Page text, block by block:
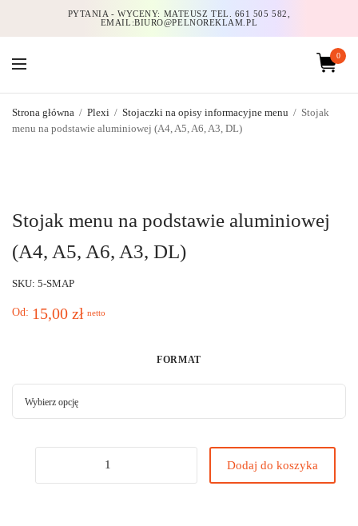
PYTANIA - WYCENY: MATEUSZ TEL. 661 505 582,
EMAIL:BIURO@PELNOREKLAM.PL
0
Strona główna / Plexi / Stojaczki na opisy informacyjne menu / Stojak
menu na podstawie aluminiowej (A4, A5, A6, A3, DL)
Stojak menu na podstawie aluminiowej
(A4, A5, A6, A3, DL)
SKU: 5-SMAP
Od: 15,00 zł netto
FORMAT
Dodaj do koszyka